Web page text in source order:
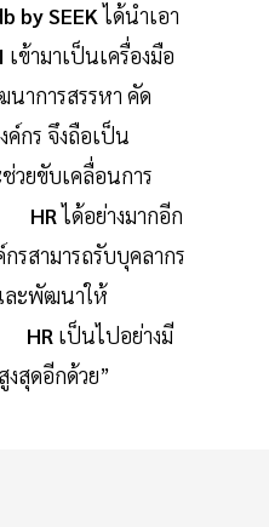
by SEEKได้นำเอา
เข้ามาเป็นเครื่องมือ
าการสรรหา คัด
ค์กร จึงถือเป็น
ยขับเคลื่อนการ
HRได้อย่างมากอีก
รสามารถรับบุคลากร
ละพัฒนาให้
HR เป็นไปอย่างมี
สุดอีกด้วย”